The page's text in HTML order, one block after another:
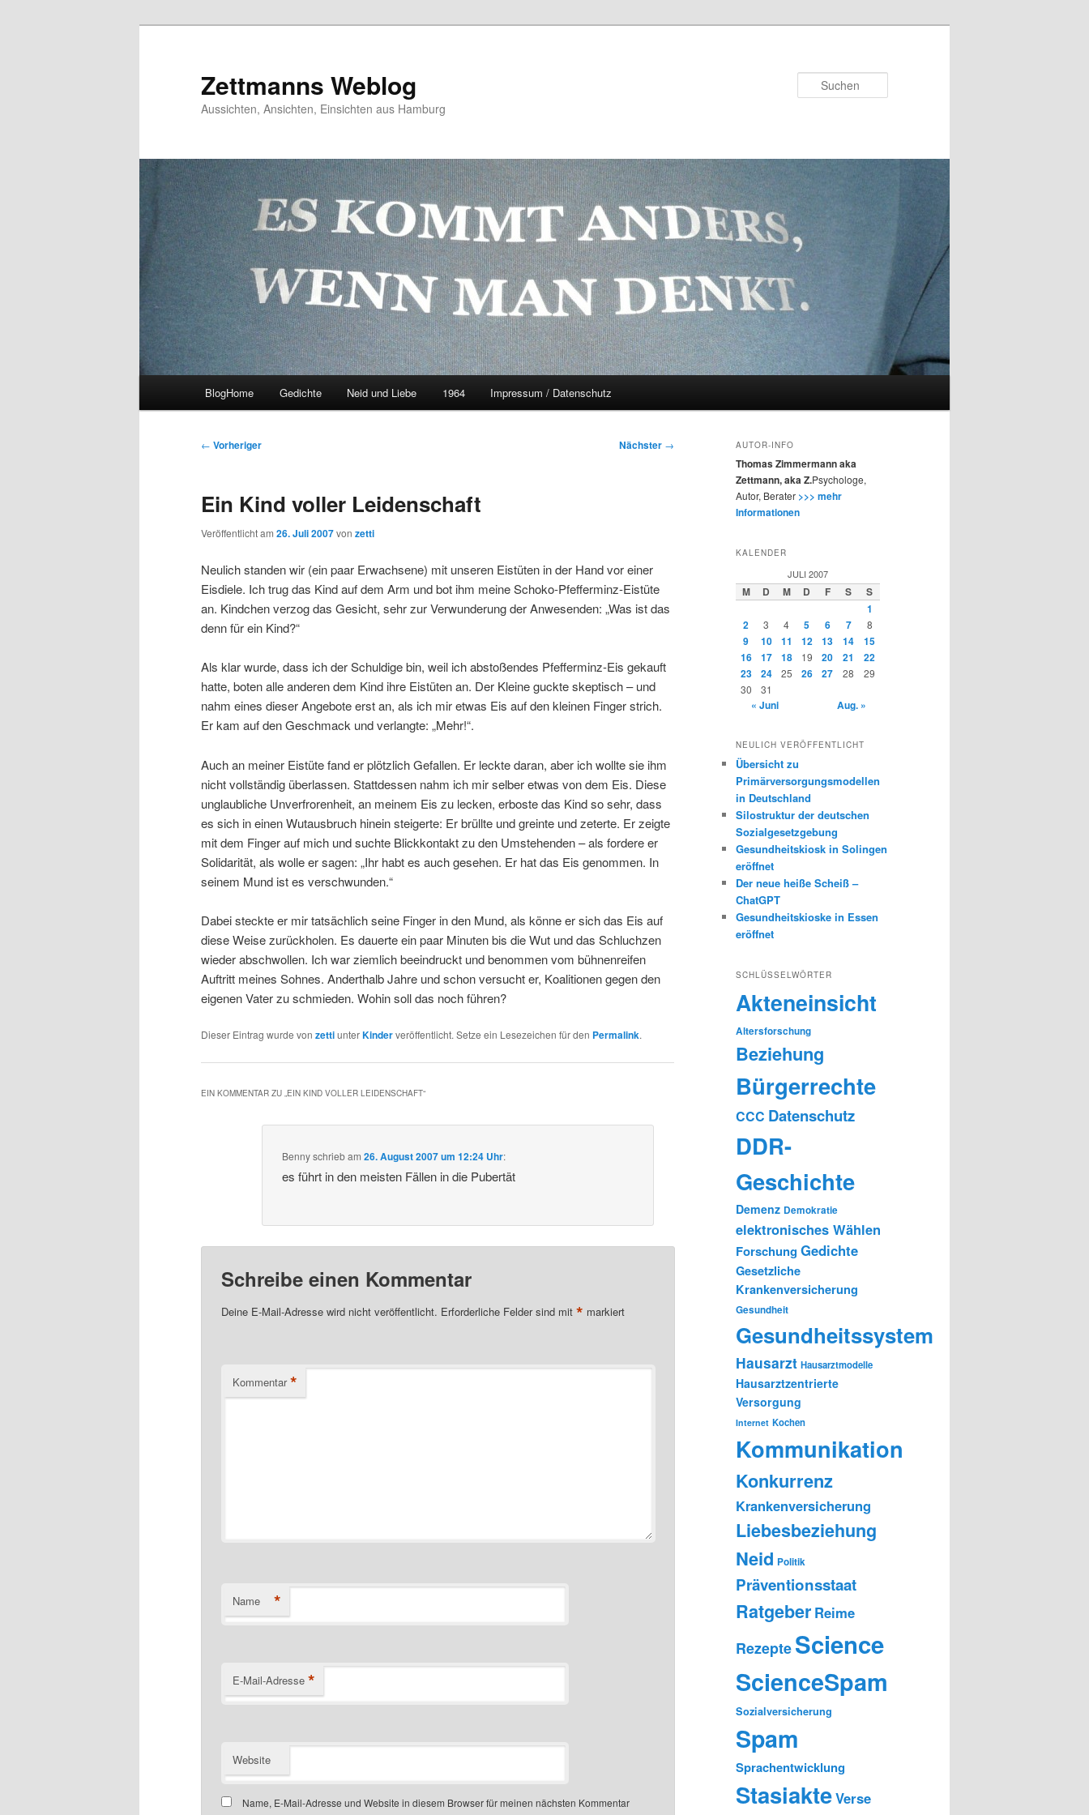
Zettmanns Weblog
Aussichten, Ansichten, Einsichten aus Hamburg
BlogHome Gedichte Neid und Liebe 1964 Impressum / Datenschutz
Beitragsnavigation
← Vorheriger Nächster →
Ein Kind voller Leidenschaft
Veröffentlicht am 26. Juli 2007von zetti
Neulich standen wir (ein paar Erwachsene) mit unseren Eistüten in der Hand vor einer
Eisdiele. Ich trug das Kind auf dem Arm und bot ihm meine Schoko-Pfefferminz-Eistüte
an. Kindchen verzog das Gesicht, sehr zur Verwunderung der Anwesenden: „Was ist das
denn für ein Kind?“
Als klar wurde, dass ich der Schuldige bin, weil ich abstoßendes Pfefferminz-Eis gekauft
hatte, boten alle anderen dem Kind ihre Eistüten an. Der Kleine guckte skeptisch – und
nahm eines dieser Angebote erst an, als ich mir etwas Eis auf den kleinen Finger strich.
Er kam auf den Geschmack und verlangte: „Mehr!“.
Auch an meiner Eistüte fand er plötzlich Gefallen. Er leckte daran, aber ich wollte sie ihm
nicht vollständig überlassen. Stattdessen nahm ich mir selber etwas von dem Eis. Diese
unglaubliche Unverfrorenheit, an meinem Eis zu lecken, erboste das Kind so sehr, dass
es sich in einen Wutausbruch hinein steigerte: Er brüllte und greinte und zeterte. Er zeigte
mit dem Finger auf mich und suchte Blickkontakt zu den Umstehenden – als fordere er
Solidarität, als wolle er sagen: „Ihr habt es auch gesehen. Er hat das Eis genommen. In
seinem Mund ist es verschwunden.“
Dabei steckte er mir tatsächlich seine Finger in den Mund, als könne er sich das Eis auf
diese Weise zurückholen. Es dauerte ein paar Minuten bis die Wut und das Schluchzen
wieder abschwollen. Ich war ziemlich beeindruckt und benommen vom bühnenreifen
Auftritt meines Sohnes. Anderthalb Jahre und schon versucht er, Koalitionen gegen den
eigenen Vater zu schmieden. Wohin soll das noch führen?
Dieser Eintrag wurde von zettiunterKinderveröffentlicht. Setze ein Lesezeichen für den Permalink.
EIN KOMMENTAR ZU „EIN KIND VOLLER LEIDENSCHAFT“
Bennyschriebam26. August 2007 um 12:24 Uhr:
es führt in den meisten Fällen in die Pubertät
Schreibe einen Kommentar
Deine E-Mail-Adresse wird nicht veröffentlicht. Erforderliche Felder sind mit* markiert
Kommentar *
Name *
E-Mail-Adresse *
Website
Name, E-Mail-Adresse und Website in diesem Browser für meinen nächsten Kommentar
AUTOR-INFO
Thomas Zimmermann aka
Zettmann, aka Z.Psychologe,
Autor, Berater >>> mehr
Informationen
KALENDER
JULI 2007
M D M D F S
S
1
2
3 4 5 6 7 8
9 10 11 12 13 14
15
16
17 18 19 20 21
22
23
24 25 26 27 28
29
30
31
« Juni Aug. »
NEULICH VERÖFFENTLICHT
Übersicht zu
Primärversorgungsmodellen
in Deutschland
Silostruktur der deutschen
Sozialgesetzgebung
Gesundheitskiosk in Solingen
eröffnet
Der neue heiße Scheiß –
ChatGPT
Gesundheitskioske in Essen
eröffnet
SCHLÜSSELWÖRTER
Akteneinsicht
Altersforschung
Beziehung
Bürgerrechte
CCC Datenschutz
DDR-
Geschichte
Demenz Demokratie
elektronisches Wählen
Forschung Gedichte
Gesetzliche
Krankenversicherung
Gesundheit
Gesundheitssystem
Hausarzt Hausarztmodelle
Hausarztzentrierte
Versorgung
Internet Kochen
Kommunikation
Konkurrenz
Krankenversicherung
Liebesbeziehung
Neid Politik
Präventionsstaat
Ratgeber Reime
Rezepte Science
ScienceSpam
Sozialversicherung
Spam
Sprachentwicklung
StasiakteVerse